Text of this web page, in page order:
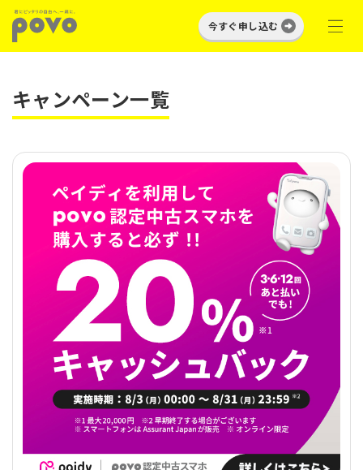
今すぐ申し込む
キャンペーン一覧